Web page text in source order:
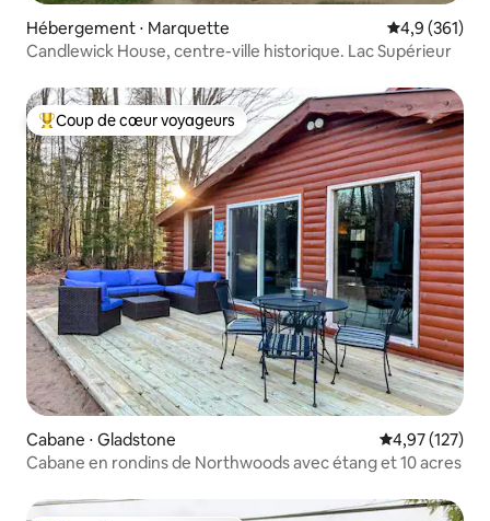
Hébergement ⋅ Marquette Évaluation
4,9 (361)
Candlewick House, centre-ville historique. Lac Supérieur
Coups de cœur voyageurs les plus appréciés
Coup de cœur voyageurs
Cabane ⋅ Gladstone Évaluation
4,97 (127)
Cabane en rondins de Northwoods avec étang et 10 acres